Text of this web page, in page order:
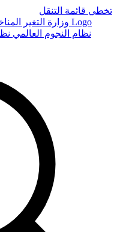
تخطي قائمة التنقل
Logo
نظام النجوم العالمي